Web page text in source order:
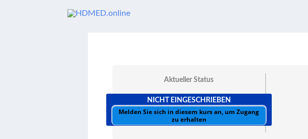
Aktueller Status
NICHT EINGESCHRIEBEN
Melden Sie sich in diesem kurs an, um Zugang
zu erhalten